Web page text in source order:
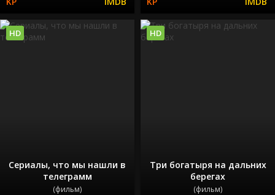
Сериалы, что мы нашли в
телеграмм
(фильм)
HD
Три богатыря на дальних
берегах
(фильм)
HD